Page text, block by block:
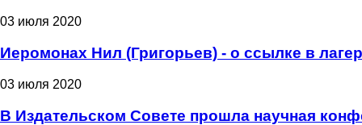
03 июля 2020
Иеромонах Нил (Григорьев) - о ссылке в
03 июля 2020
В Издательском Совете прошла научная